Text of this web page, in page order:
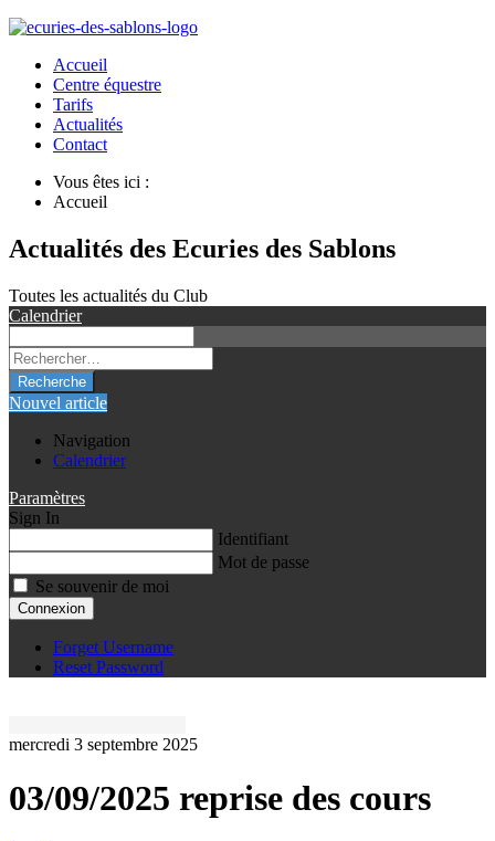
Accueil
Centre équestre
Tarifs
Actualités
Contact
Vous êtes ici :
Accueil
Actualités des Ecuries des Sablons
Toutes les actualités du Club
Calendrier
Recherche
Nouvel article
Navigation
Calendrier
Paramètres
Sign In
Identifiant
Mot de passe
Se souvenir de moi
Connexion
Forget Username
Reset Password
mercredi 3 septembre 2025
03/09/2025 reprise des cours